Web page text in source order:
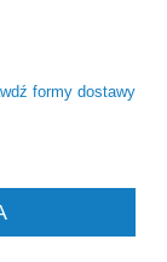
formy dostawy